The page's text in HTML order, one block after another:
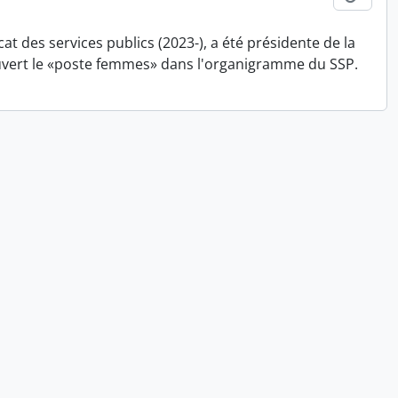
des services publics (2023-), a été présidente de la
le «poste femmes» dans l'organigramme du SSP.